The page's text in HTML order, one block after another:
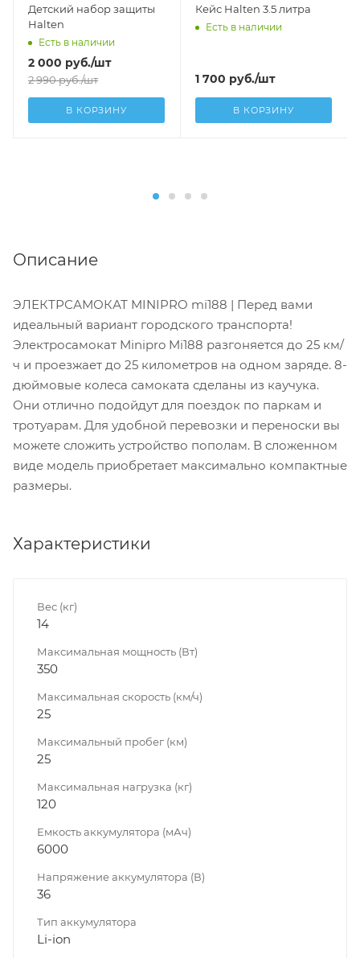
Детский набор защиты
Halten
Есть в наличии
2 000 руб./шт
2 990руб./шт
В КОРЗИНУ
Кейс Halten 3.5 литра
Есть в наличии
1 700 руб./шт
В КОРЗИНУ
Описание
ЭЛЕКТРСАМОКАТ MINIPRO mi188 | Перед вами
идеальный вариант городского транспорта!
Электросамокат Minipro Mi188 разгоняется до 25 км/
ч и проезжает до 25 километров на одном заряде. 8-
дюймовые колеса самоката сделаны из каучука.
Они отлично подойдут для поездок по паркам и
тротуарам. Для удобной перевозки и переноски вы
можете сложить устройство пополам. В сложенном
виде модель приобретает максимально компактные
размеры.
Характеристики
Вес (кг)
14
Максимальная мощность (Вт)
350
Максимальная скорость (км/ч)
25
Максимальный пробег (км)
25
Максимальная нагрузка (кг)
120
Емкость аккумулятора (мАч)
6000
Напряжение аккумулятора (В)
36
Тип аккумулятора
Li-ion